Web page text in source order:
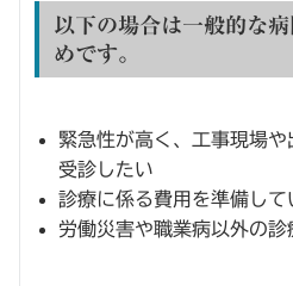
以下の場合は一般的な
めです。
緊急性が高く、工事現場
受診したい
診療に係る費用を準備し
労働災害や職業病以外の診